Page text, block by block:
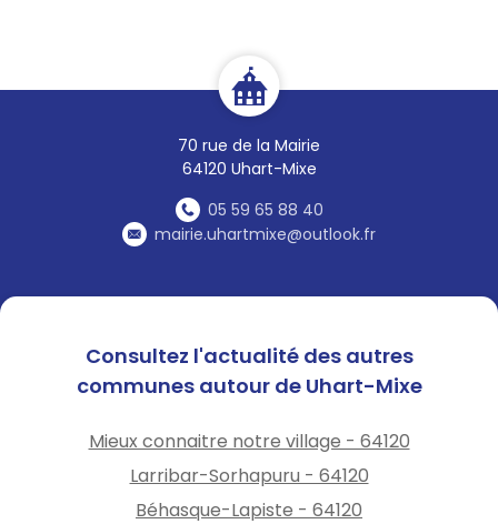
70 rue de la Mairie
64120 Uhart-Mixe
05 59 65 88 40
mairie.uhartmixe@outlook.fr
Consultez l'actualité des autres
communes autour de Uhart-Mixe
Mieux connaitre notre village - 64120
Larribar-Sorhapuru - 64120
Béhasque-Lapiste - 64120